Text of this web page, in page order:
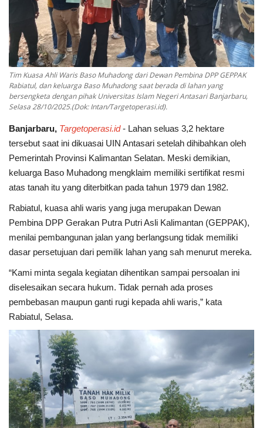
Tim Kuasa Ahli Waris Baso Muhadong dari Dewan Pembina DPP GEPPAK
Rabiatul, dan keluarga Baso Muhadong saat berada di lahan yang
bersengketa dengan pihak Universitas Islam Negeri Antasari Banjarbaru,
Selasa 28/10/2025.(Dok: Intan/Targetoperasi.id).
Banjarbaru, Targetoperasi.id- Lahan seluas 3,2 hektare
tersebut saat ini dikuasai UIN Antasari setelah dihibahkan oleh
Pemerintah Provinsi Kalimantan Selatan. Meski demikian,
keluarga Baso Muhadong mengklaim memiliki sertifikat resmi
atas tanah itu yang diterbitkan pada tahun 1979 dan 1982.
Rabiatul, kuasa ahli waris yang juga merupakan Dewan
Pembina DPP Gerakan Putra Putri Asli Kalimantan (GEPPAK),
menilai pembangunan jalan yang berlangsung tidak memiliki
dasar persetujuan dari pemilik lahan yang sah menurut mereka.
“Kami minta segala kegiatan dihentikan sampai persoalan ini
diselesaikan secara hukum. Tidak pernah ada proses
pembebasan maupun ganti rugi kepada ahli waris,” kata
Rabiatul, Selasa.